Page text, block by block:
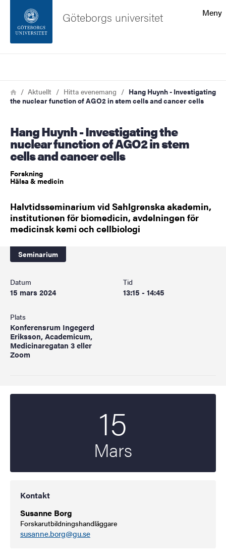
Sidfoten
Om webbplatsen
Meny
Göteborgs universitet
Länkstig
HemAktuellt Hitta evenemang
Hang Huynh - Investigating
the nuclear function of AGO2 in stem cells and cancer cells
Hang Huynh - Investigating the
nuclear function of AGO2 in stem
cells and cancer cells
Forskning
Hälsa & medicin
Halvtidsseminarium vid Sahlgrenska akademin,
institutionen för biomedicin, avdelningen för
medicinsk kemi och cellbiologi
Seminarium
Datum
15 mars 2024
Tid
13:15 - 14:45
Plats
Konferensrum Ingegerd
Eriksson, Academicum,
Medicinaregatan 3 eller
Zoom
15
Mars
Kontakt
Susanne Borg
Forskarutbildningshandläggare
susanne.borg@gu.se